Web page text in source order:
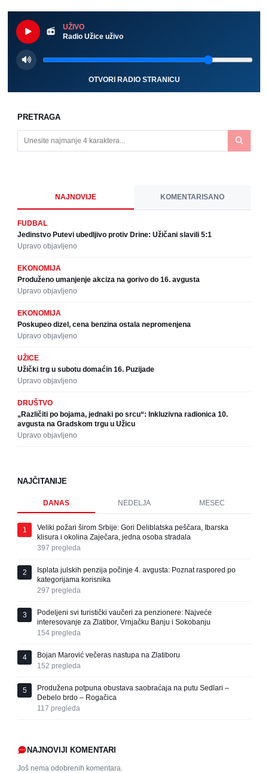
UŽIVO
Radio Užice uživo
OTVORI RADIO STRANICU
PRETRAGA
NAJNOVIJE KOMENTARISANO
FUDBAL
Jedinstvo Putevi ubedljivo protiv Drine: Užičani slavili 5:1
Upravo objavljeno
EKONOMIJA
Produženo umanjenje akciza na gorivo do 16. avgusta
Upravo objavljeno
EKONOMIJA
Poskupeo dizel, cena benzina ostala nepromenjena
Upravo objavljeno
UŽICE
Užički trg u subotu domaćin 16. Puzijade
Upravo objavljeno
DRUŠTVO
„Različiti po bojama, jednaki po srcu“: Inkluzivna radionica 10.
avgusta na Gradskom trgu u Užicu
Upravo objavljeno
NAJČITANIJE
DANAS NEDELJA MESEC
1
Veliki požari širom Srbije: Gori Deliblatska peščara, Ibarska
klisura i okolina Zaječara, jedna osoba stradala
397 pregleda
2
Isplata julskih penzija počinje 4. avgusta: Poznat raspored po
kategorijama korisnika
297 pregleda
3
Podeljeni svi turistički vaučeri za penzionere: Najveće
interesovanje za Zlatibor, Vrnjačku Banju i Sokobanju
154 pregleda
4
Bojan Marović večeras nastupa na Zlatiboru
152 pregleda
5
Produžena potpuna obustava saobraćaja na putu Sedlari –
Debelo brdo – Rogačica
117 pregleda
NAJNOVIJI KOMENTARI
Još nema odobrenih komentara.